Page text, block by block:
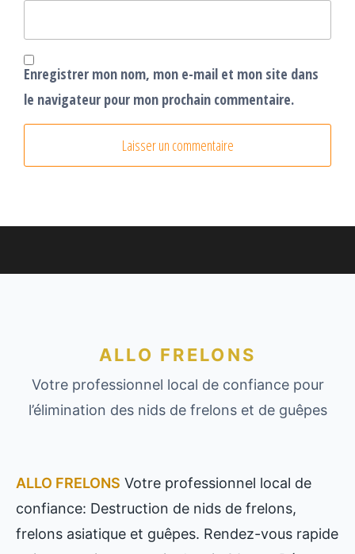
Enregistrer mon nom, mon e-mail et mon site dans
le navigateur pour mon prochain commentaire.
ALLO FRELONS
Votre professionnel local de confiance pour
l’élimination des nids de frelons et de guêpes
ALLO FRELONS Votre professionnel local de
confiance: Destruction de nids de frelons,
frelons asiatique et guêpes. Rendez-vous rapide